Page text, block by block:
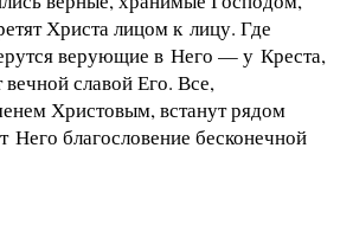
Христа лицом к лицу. Где
верующие в Него — у Креста,
славой Его. Все,
Христовым, встанут рядом
благословение бесконечной